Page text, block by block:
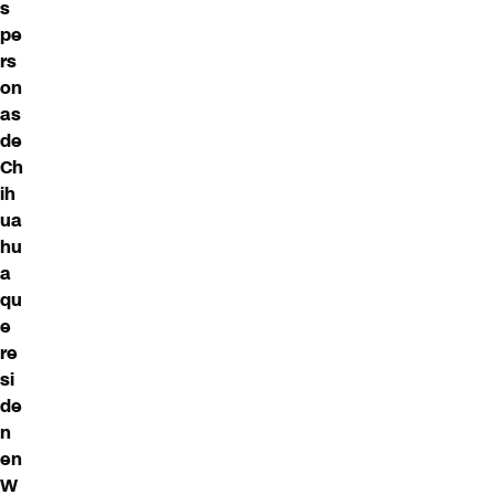
s
pe
rs
on
as
de
Ch
ih
ua
hu
a
qu
e
re
si
de
n
en
W